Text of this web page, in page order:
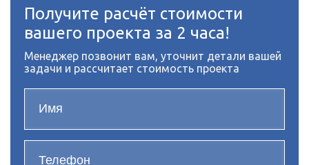
Получите расчёт стоимости
вашего проекта за 2 часа!
Менеджер позвонит вам, уточнит детали вашей
задачи и рассчитает стоимость проекта